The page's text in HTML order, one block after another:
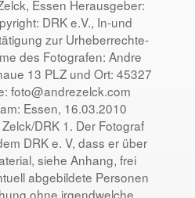
Essen Herausgeber:
DRK e.V., In-und
zur Urheberrechte-
des Fotografen: Andre
13 PLZ und Ort: 45327
foto@andrezelck.com
Essen, 16.03.2010
DRK 1. Der Fotograf
DRK e. V, dass er über
siehe Anhang, frei
abgebildete Personen
ohne irgendwelche